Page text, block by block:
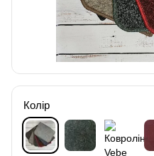
Колір